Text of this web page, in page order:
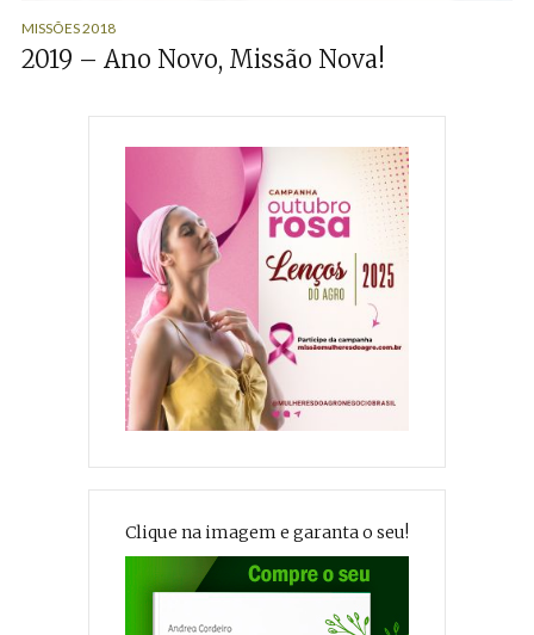
MISSÕES 2018
2019 – Ano Novo, Missão Nova!
Clique na imagem e garanta o seu!